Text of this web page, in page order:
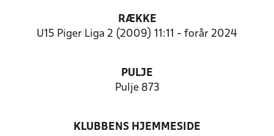
RÆKKE
U15 Piger Liga 2 (2009) 11:11 - forår 2024
PULJE
Pulje 873
KLUBBENS HJEMMESIDE